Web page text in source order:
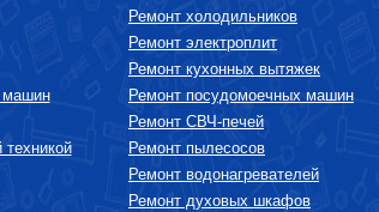
машин
Ремонт холодильников
Ремонт электроплит
Ремонт кухонных вытяжек
Ремонт посудомоечных машин
Ремонт СВЧ-печей
Ремонт пылесосов
Ремонт водонагревателей
Ремонт духовых шкафов